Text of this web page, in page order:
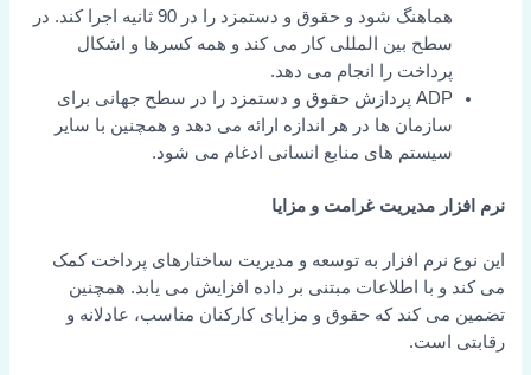
هماهنگ شود و حقوق و دستمزد را در 90 ثانیه اجرا کند. در
سطح بین المللی کار می کند و همه کسرها و اشکال
پرداخت را انجام می دهد.
ADP پردازش حقوق و دستمزد را در سطح جهانی برای
سازمان ها در هر اندازه ارائه می دهد و همچنین با سایر
سیستم های منابع انسانی ادغام می شود.
نرم افزار مدیریت غرامت و مزایا
این نوع نرم افزار به توسعه و مدیریت ساختارهای پرداخت کمک
می کند و با اطلاعات مبتنی بر داده افزایش می یابد. همچنین
تضمین می کند که حقوق و مزایای کارکنان مناسب، عادلانه و
رقابتی است.